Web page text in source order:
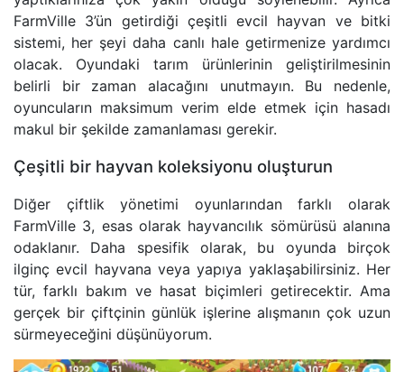
FarmVille 3’ün getirdiği çeşitli evcil hayvan ve bitki
sistemi, her şeyi daha canlı hale getirmenize yardımcı
olacak. Oyundaki tarım ürünlerinin geliştirilmesinin
belirli bir zaman alacağını unutmayın. Bu nedenle,
oyuncuların maksimum verim elde etmek için hasadı
makul bir şekilde zamanlaması gerekir.
Çeşitli bir hayvan koleksiyonu oluşturun
Diğer çiftlik yönetimi oyunlarından farklı olarak
FarmVille 3, esas olarak hayvancılık sömürüsü alanına
odaklanır. Daha spesifik olarak, bu oyunda birçok
ilginç evcil hayvana veya yapıya yaklaşabilirsiniz. Her
tür, farklı bakım ve hasat biçimleri getirecektir. Ama
gerçek bir çiftçinin günlük işlerine alışmanın çok uzun
sürmeyeceğini düşünüyorum.